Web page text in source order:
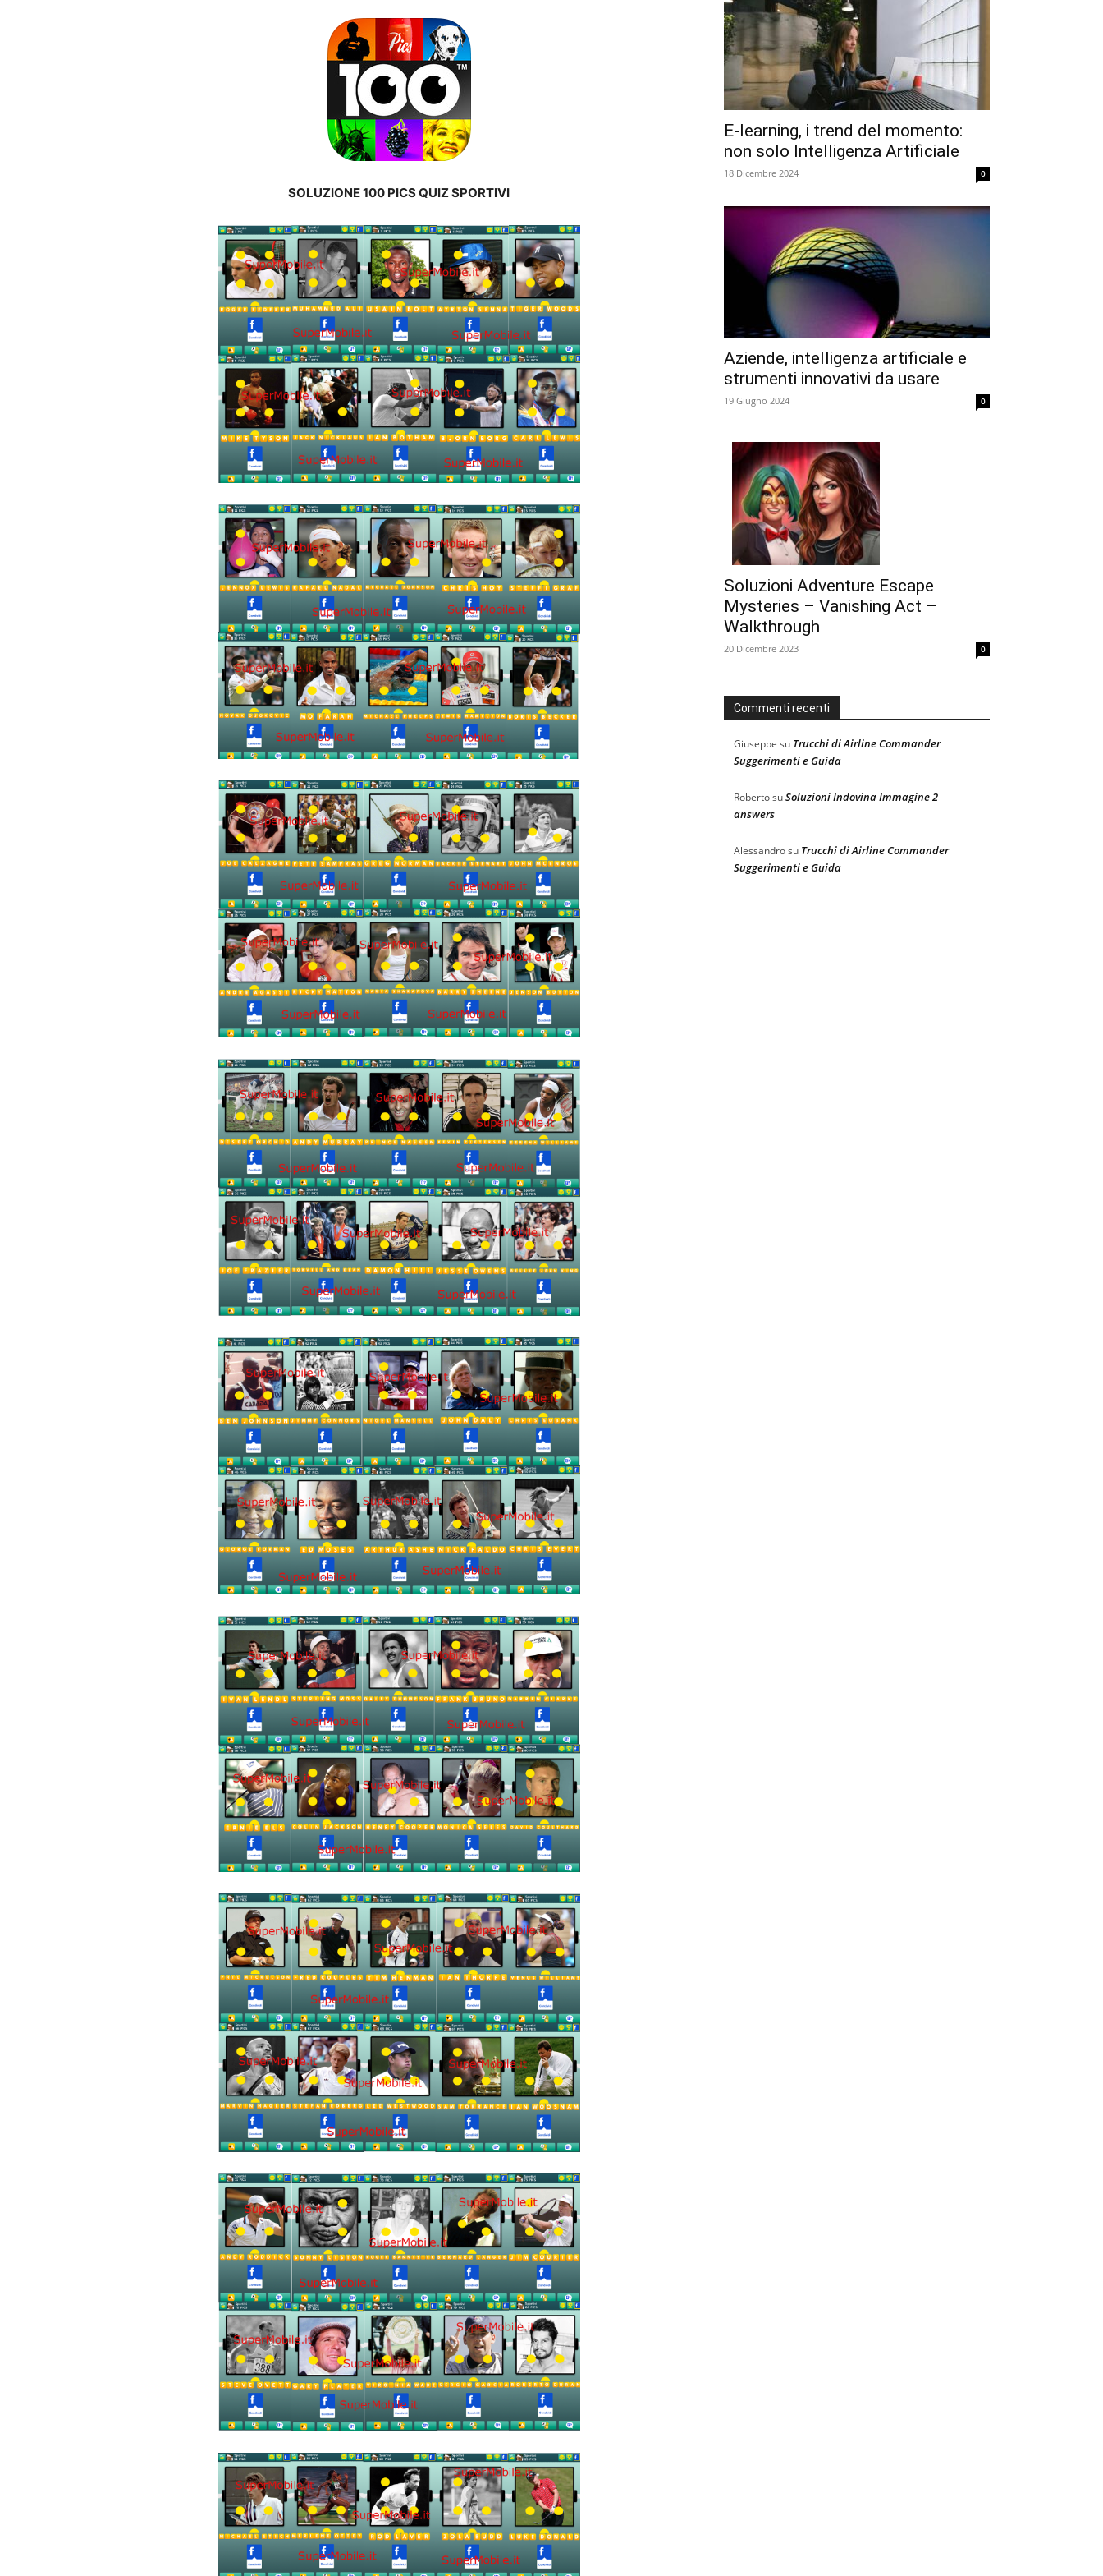
SOLUZIONE 100 PICS QUIZ SPORTIVI
E-learning, i trend del momento:
non solo Intelligenza Artificiale
18 Dicembre 2024 0
Aziende, intelligenza artificiale e
strumenti innovativi da usare
19 Giugno 2024 0
Soluzioni Adventure Escape
Mysteries – Vanishing Act –
Walkthrough
20 Dicembre 2023 0
Commenti recenti
Giuseppe su Trucchi di Airline Commander
Suggerimenti e Guida
RobertosuSoluzioni Indovina Immagine 2
answers
Alessandrosu Trucchi di Airline Commander
Suggerimenti e Guida